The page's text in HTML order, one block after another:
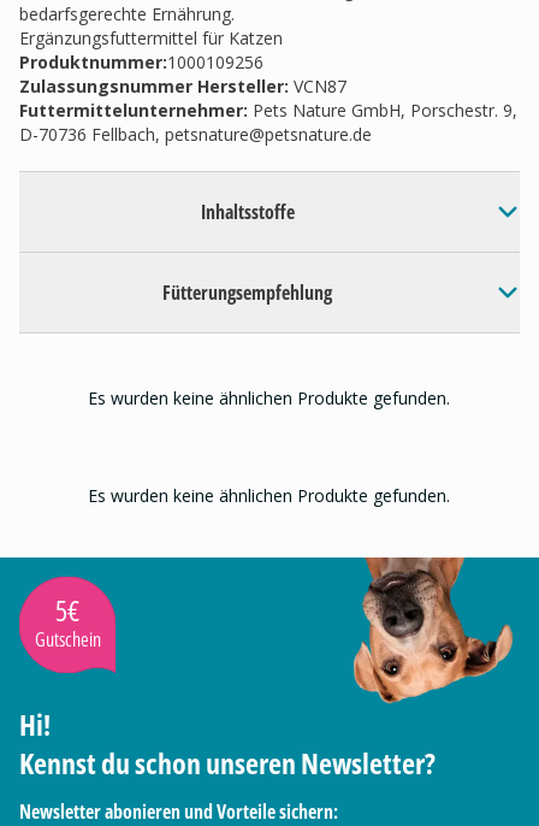
bedarfsgerechte Ernährung.
Ergänzungsfuttermittel für Katzen
Produktnummer:1000109256
Zulassungsnummer Hersteller: VCN87
Futtermittelunternehmer: Pets Nature GmbH, Porschestr. 9,
D-70736 Fellbach, petsnature@petsnature.de
Inhaltsstoffe
Fütterungsempfehlung
Es wurden keine ähnlichen Produkte gefunden.
Es wurden keine ähnlichen Produkte gefunden.
5€
Gutschein
Hi!
Kennst du schon unseren Newsletter?
Newsletter abonieren und Vorteile sichern: